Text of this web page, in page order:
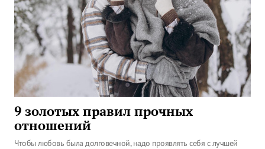
9 золотых правил прочных
отношений
Чтобы любовь была долговечной, надо проявлять себя с лучшей